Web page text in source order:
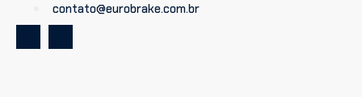
contato@eurobrake.com.br